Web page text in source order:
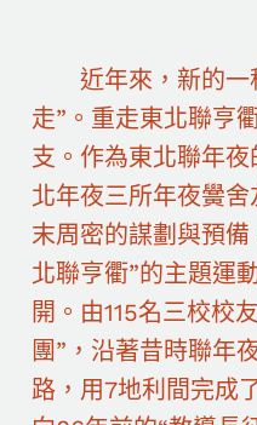
近年來，新的
走”。重走東北聯亨
支。作為東北聯年夜
北年夜三所年夜黌
末周密的謀劃與預
北聯亨衢”的主題運
開。由115名三校校
團”，沿著昔時聯年
路，用7地利間完成